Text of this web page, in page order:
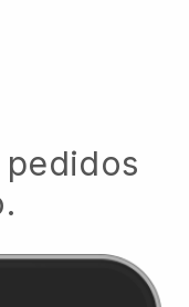
pedidos